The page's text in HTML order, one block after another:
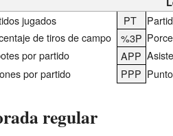
jugados PT
de tiros de campo %3P
por partido APP
por partido PPP
regular